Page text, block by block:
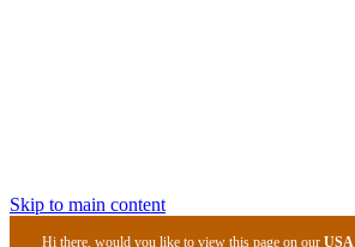
Skip to main content
Hi there, would you like to view this page on ourUSA